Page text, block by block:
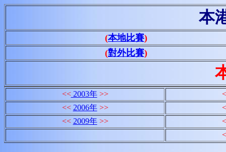
本
(本地比賽)
(對外比賽)
<<2003年>>
<< 2006年>>
<< 2009年>>